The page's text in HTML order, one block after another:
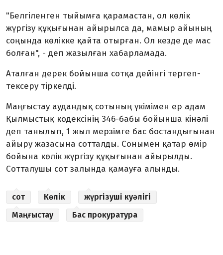
"Белгіленген тыйымға қарамастан, ол көлік
жүргізу құқығынан айырылса да, мамыр айының
соңында көлікке қайта отырған. Ол кезде де мас
болған", - деп жазылған хабарламада.
Аталған дерек бойынша сотқа дейінгі тергеп-
тексеру тіркелді.
Маңғыстау аудандық сотының үкімімен ер адам
Қылмыстық кодексінің 346-бабы бойынша кінәлі
деп танылып, 1 жыл мерзімге бас бостандығынан
айыру жазасына сотталды. Сонымен қатар өмір
бойына көлік жүргізу құқығынан айырылды.
Сотталушы сот залында қамауға алынды.
сот Көлік
жүргізуші куәлігі
Маңғыстау
Бас прокуратура